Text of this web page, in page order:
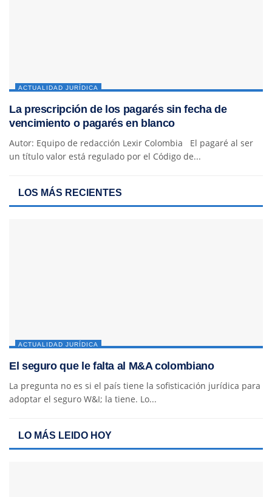
ACTUALIDAD JURÍDICA
La prescripción de los pagarés sin fecha de
vencimiento o pagarés en blanco
Autor: Equipo de redacción Lexir Colombia El pagaré al ser
un título valor está regulado por el Código de...
LOS MÁS RECIENTES
ACTUALIDAD JURÍDICA
El seguro que le falta al M&A colombiano
La pregunta no es si el país tiene la sofisticación jurídica para
adoptar el seguro W&I; la tiene. Lo...
LO MÁS LEIDO HOY